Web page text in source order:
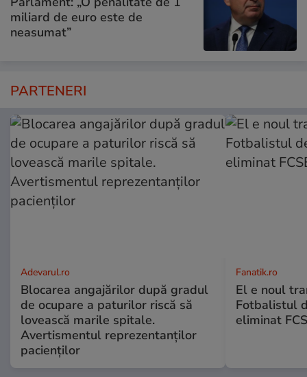
miliard de euro este de
neasumat”
PARTENERI
Adevarul.ro
Blocarea angajărilor după gradul
de ocupare a paturilor riscă să
lovească marile spitale.
Avertismentul reprezentanților
pacienților
Fanatik.ro
El e noul
Fotbalistul
eliminat